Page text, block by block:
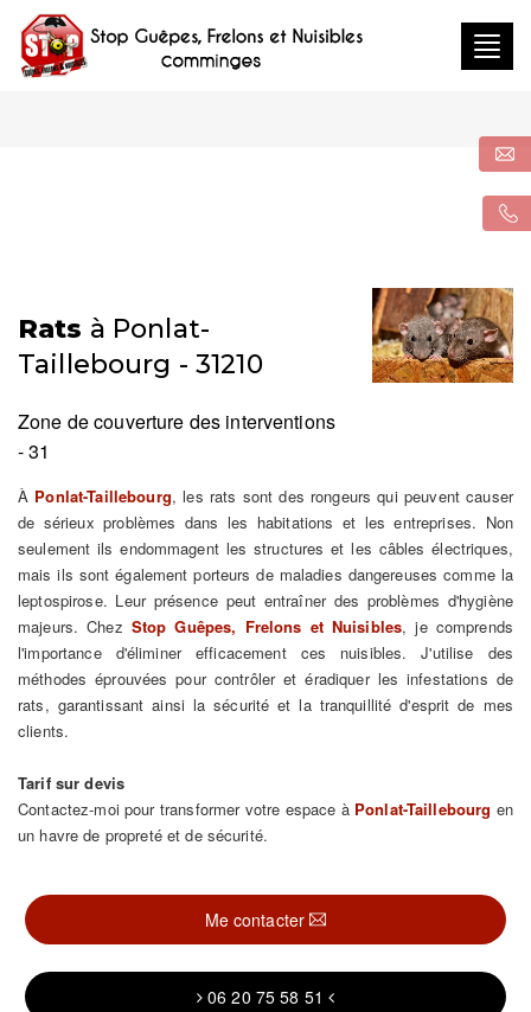
Rats à Ponlat-
Taillebourg - 31210
Zone de couverture des interventions
- 31
À Ponlat-Taillebourg, les rats sont des rongeurs qui peuvent causer
de sérieux problèmes dans les habitations et les entreprises. Non
seulement ils endommagent les structures et les câbles électriques,
mais ils sont également porteurs de maladies dangereuses comme la
leptospirose. Leur présence peut entraîner des problèmes d'hygiène
majeurs. Chez Stop Guêpes, Frelons et Nuisibles, je comprends
l'importance d'éliminer efficacement ces nuisibles. J'utilise des
méthodes éprouvées pour contrôler et éradiquer les infestations de
rats, garantissant ainsi la sécurité et la tranquillité d'esprit de mes
clients.
Tarif sur devis
Contactez-moi pour transformer votre espace à Ponlat-Taillebourg en
un havre de propreté et de sécurité.
Me contacter
06 20 75 58 51